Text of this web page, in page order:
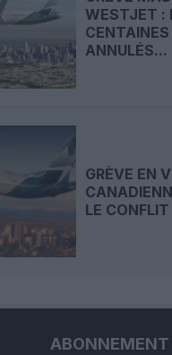
WESTJET :
ANNULÉS...
GRÈVE EN
LE CONFLIT
ABONNEMENT